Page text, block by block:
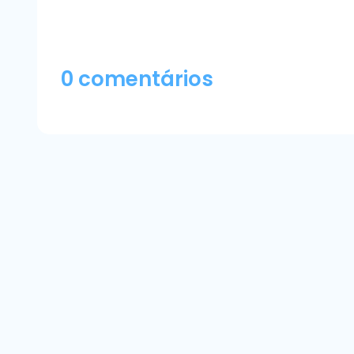
0 comentários